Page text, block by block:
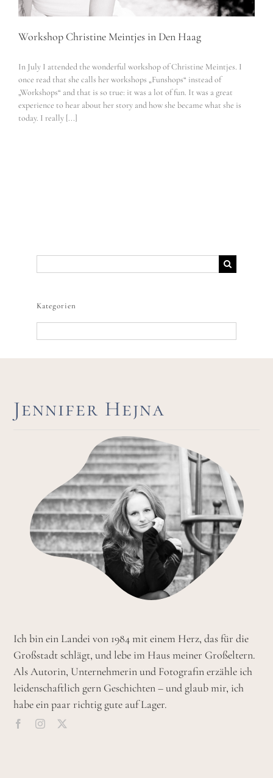
Workshop Christine Meintjes in Den Haag
In July I attended the wonderful workshop of Christine Meintjes. I
once read that she calls her workshops „Funshops“ instead of
„Workshops“ and that is so true: it was a lot of fun. It was a great
experience to hear about her story and how she became what she is
today. I really [...]
nach:
Kategorien
Jennifer Hejna
Ich bin ein Landei von 1984 mit einem Herz, das für die
Großstadt schlägt, und lebe im Haus meiner Großeltern.
Als Autorin, Unternehmerin und Fotografin erzähle ich
leidenschaftlich gern Geschichten – und glaub mir, ich
habe ein paar richtig gute auf Lager.